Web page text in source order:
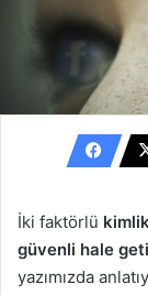
İki faktörlü
güvenli hale
yazımızda